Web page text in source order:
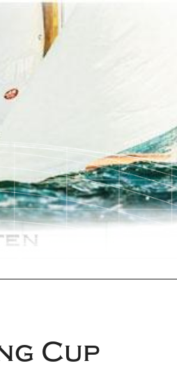
Cup